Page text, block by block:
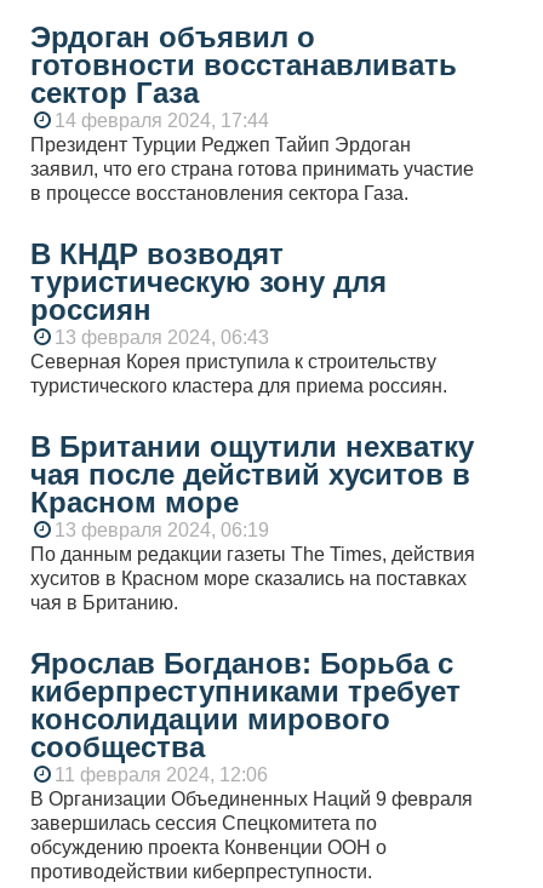
Эрдоган объявил о
готовности восстанавливать
сектор Газа
14 февраля 2024, 17:44
Президент Турции Реджеп Тайип Эрдоган
заявил, что его страна готова принимать участие
в процессе восстановления сектора Газа.
В КНДР возводят
туристическую зону для
россиян
13 февраля 2024, 06:43
Северная Корея приступила к строительству
туристического кластера для приема россиян.
В Британии ощутили нехватку
чая после действий хуситов в
Красном море
13 февраля 2024, 06:19
По данным редакции газеты The Times, действия
хуситов в Красном море сказались на поставках
чая в Британию.
Ярослав Богданов: Борьба с
киберпреступниками требует
консолидации мирового
сообщества
11 февраля 2024, 12:06
В Организации Объединенных Наций 9 февраля
завершилась сессия Спецкомитета по
обсуждению проекта Конвенции ООН о
противодействии киберпреступности.